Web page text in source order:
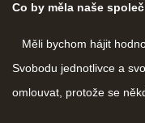
Co by měla naše
Měli bychom hájit
Svobodu jednotlivce a
omlouvat, protože se